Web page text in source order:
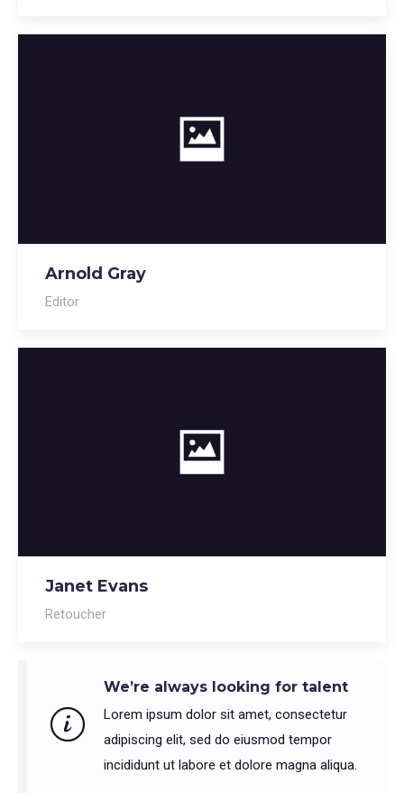
Arnold Gray
Editor
Janet Evans
Retoucher
We’re always looking for talent
Lorem ipsum dolor sit amet, consectetur
adipiscing elit, sed do eiusmod tempor
incididunt ut labore et dolore magna aliqua.